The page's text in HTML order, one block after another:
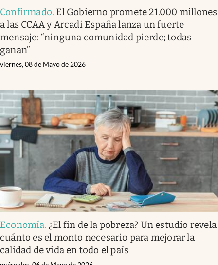
Confirmado. El Gobierno promete 21.000 millones
a las CCAA y Arcadi España lanza un fuerte
mensaje: “ninguna comunidad pierde; todas
ganan”
viernes, 08 de Mayo de 2026
Economía. ¿El fin de la pobreza? Un estudio revela
cuánto es el monto necesario para mejorar la
calidad de vida en todo el país